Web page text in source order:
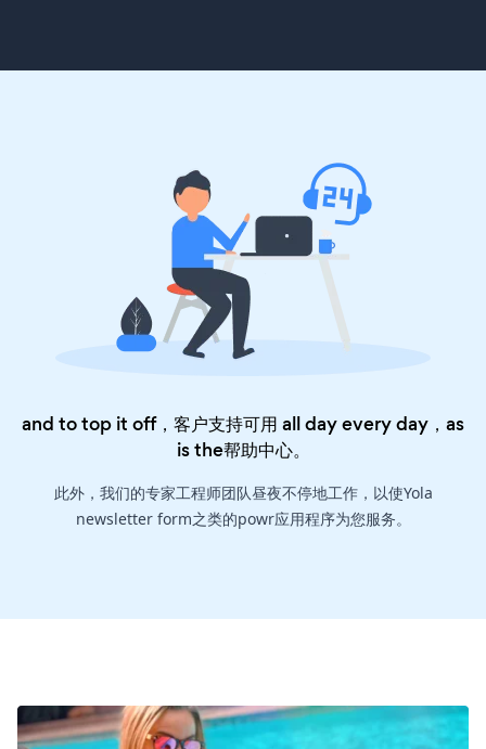
and to top it off，客户支持可用 all day every day，as
is the帮助中心。
此外，我们的专家工程师团队昼夜不停地工作，以使Yola
newsletter form之类的powr应用程序为您服务。